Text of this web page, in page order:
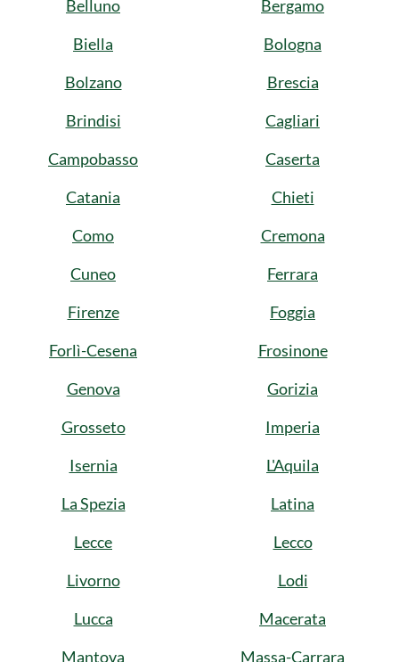
Belluno
Bergamo
Biella
Bologna
Bolzano
Brescia
Brindisi
Cagliari
Campobasso
Caserta
Catania
Chieti
Como
Cremona
Cuneo
Ferrara
Firenze
Foggia
Forlì-Cesena
Frosinone
Genova
Gorizia
Grosseto
Imperia
Isernia
L'Aquila
La Spezia
Latina
Lecce
Lecco
Livorno
Lodi
Lucca
Macerata
Mantova
Massa-Carrara